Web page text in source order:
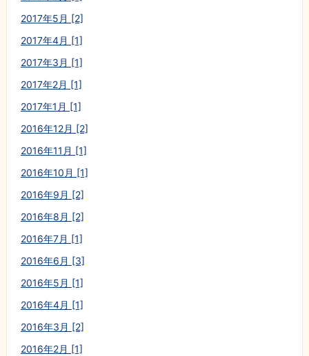
2017年5月 [2]
2017年4月 [1]
2017年3月 [1]
2017年2月 [1]
2017年1月 [1]
2016年12月 [2]
2016年11月 [1]
2016年10月 [1]
2016年9月 [2]
2016年8月 [2]
2016年7月 [1]
2016年6月 [3]
2016年5月 [1]
2016年4月 [1]
2016年3月 [2]
2016年2月 [1]